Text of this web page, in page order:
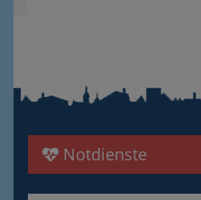
Notdienste